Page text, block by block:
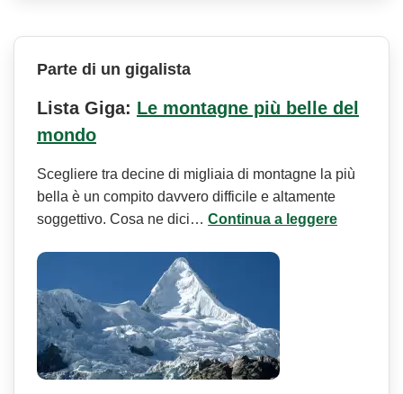
Parte di un gigalista
Lista Giga: Le montagne più belle del
mondo
Scegliere tra decine di migliaia di montagne la più
bella è un compito davvero difficile e altamente
soggettivo. Cosa ne dici… Continua a leggere